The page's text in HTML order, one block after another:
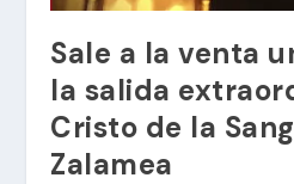
Sale a la venta
la salida
Cristo de la
Zalamea